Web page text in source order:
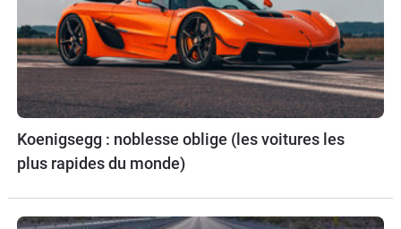
Koenigsegg : noblesse oblige (les voitures les
plus rapides du monde)